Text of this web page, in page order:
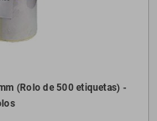
(Rolo de 500 etiquetas) -